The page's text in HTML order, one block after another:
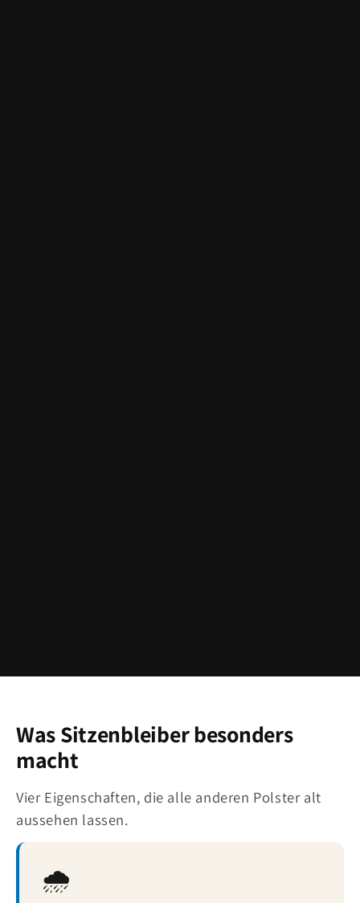
Was Sitzenbleiber besonders
macht
Vier Eigenschaften, die alle anderen Polster alt
aussehen lassen.
🌧️